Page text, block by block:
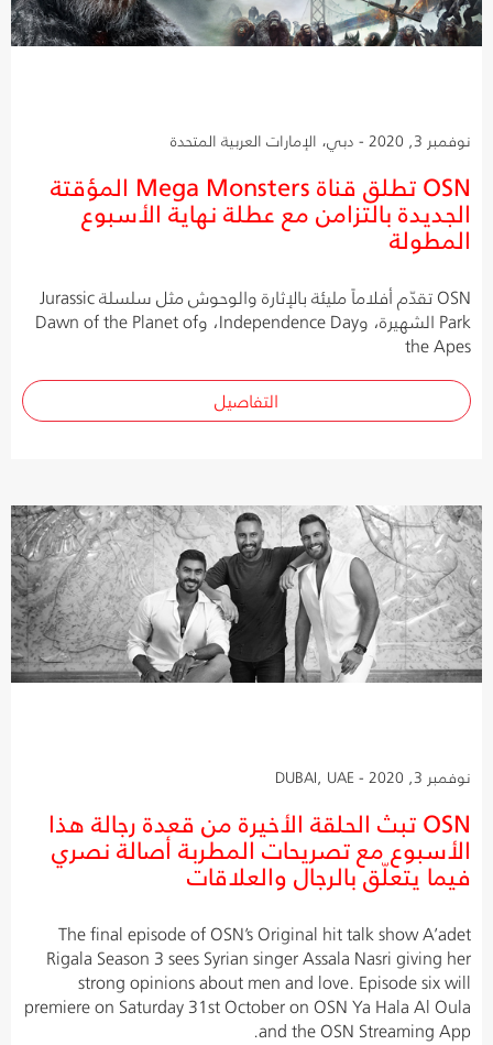
نوفمبر 3, 2020 - دبي، الإمارات العربية المتحدة
OSN تطلق قناة Mega Monsters المؤقتة
الجديدة بالتزامن مع عطلة نهاية الأسبوع
المطولة
OSN تقدّم أفلاماً مليئة بالإثارة والوحوش مثل سلسلة Jurassic
Park الشهيرة، وIndependence Day، وDawn of the Planet of
the Apes
التفاصيل
نوفمبر 3, 2020 - DUBAI, UAE
OSN تبث الحلقة الأخيرة من قعدة رجالة هذا
الأسبوع مع تصريحات المطربة أصالة نصري
فيما يتعلّق بالرجال والعلاقات
The final episode of OSN’s Original hit talk show A’adet
Rigala Season 3 sees Syrian singer Assala Nasri giving her
strong opinions about men and love. Episode six will
premiere on Saturday 31st October on OSN Ya Hala Al Oula
and the OSN Streaming App.